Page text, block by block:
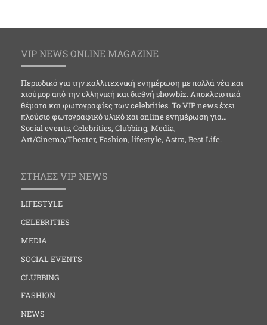
VIP NEWS ONLINE MAGAZINE
Περιοδικό για την καλλιτεχνική ενημέρωση με πολλά νέα και
χιούμορ από την ελληνική και διεθνή showbiz. Αποκλειστικά
θέματα και φωτογραφίες των celebrities. Το VIP news έχει
πλούσιο φωτογραφικό υλικό και online ενημέρωση για…
Social events, Celebrities, Clubbing, Media,
Art/Cinema/Theater, Fashion, lifestyle, Astra, Best Life.
ΣΤΗΛΕΣ VIP NEWS
LIFESTYLE
CELEBRITIES
MEDIA
SOCIAL EVENTS
CLUBBING
FASHION
NEWS